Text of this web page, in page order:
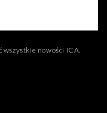
wszystkie nowości ICA.